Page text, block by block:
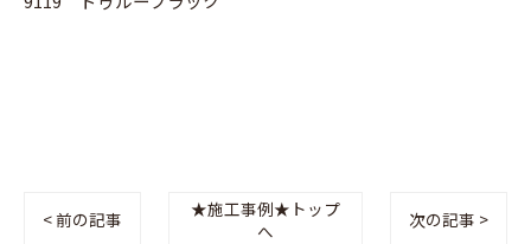
< 前の記事
★施工事例★トップ
へ
次の記事 >